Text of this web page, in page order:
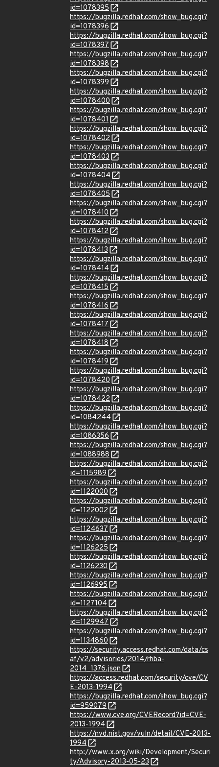
id=1078395
https://bugzilla.redhat.com/show_bug.cgi?
id=1078396
https://bugzilla.redhat.com/show_bug.cgi?
id=1078397
https://bugzilla.redhat.com/show_bug.cgi?
id=1078398
https://bugzilla.redhat.com/show_bug.cgi?
id=1078399
https://bugzilla.redhat.com/show_bug.cgi?
id=1078400
https://bugzilla.redhat.com/show_bug.cgi?
id=1078401
https://bugzilla.redhat.com/show_bug.cgi?
id=1078402
https://bugzilla.redhat.com/show_bug.cgi?
id=1078403
https://bugzilla.redhat.com/show_bug.cgi?
id=1078404
https://bugzilla.redhat.com/show_bug.cgi?
id=1078405
https://bugzilla.redhat.com/show_bug.cgi?
id=1078410
https://bugzilla.redhat.com/show_bug.cgi?
id=1078412
https://bugzilla.redhat.com/show_bug.cgi?
id=1078413
https://bugzilla.redhat.com/show_bug.cgi?
id=1078414
https://bugzilla.redhat.com/show_bug.cgi?
id=1078415
https://bugzilla.redhat.com/show_bug.cgi?
id=1078416
https://bugzilla.redhat.com/show_bug.cgi?
id=1078417
https://bugzilla.redhat.com/show_bug.cgi?
id=1078418
https://bugzilla.redhat.com/show_bug.cgi?
id=1078419
https://bugzilla.redhat.com/show_bug.cgi?
id=1078420
https://bugzilla.redhat.com/show_bug.cgi?
id=1078422
https://bugzilla.redhat.com/show_bug.cgi?
id=1084244
https://bugzilla.redhat.com/show_bug.cgi?
id=1086356
https://bugzilla.redhat.com/show_bug.cgi?
id=1088988
https://bugzilla.redhat.com/show_bug.cgi?
id=1115989
https://bugzilla.redhat.com/show_bug.cgi?
id=1122000
https://bugzilla.redhat.com/show_bug.cgi?
id=1122002
https://bugzilla.redhat.com/show_bug.cgi?
id=1124637
https://bugzilla.redhat.com/show_bug.cgi?
id=1126225
https://bugzilla.redhat.com/show_bug.cgi?
id=1126230
https://bugzilla.redhat.com/show_bug.cgi?
id=1126995
https://bugzilla.redhat.com/show_bug.cgi?
id=1127104
https://bugzilla.redhat.com/show_bug.cgi?
id=1129947
https://bugzilla.redhat.com/show_bug.cgi?
id=1134860
https://security.access.redhat.com/data/cs
af/v2/advisories/2014/rhba-
2014_1376.json
https://access.redhat.com/security/cve/CV
E-2013-1994
https://bugzilla.redhat.com/show_bug.cgi?
id=959079
https://www.cve.org/CVERecord?id=CVE-
2013-1994
https://nvd.nist.gov/vuln/detail/CVE-2013-
1994
http://www.x.org/wiki/Development/Securi
ty/Advisory-2013-05-23